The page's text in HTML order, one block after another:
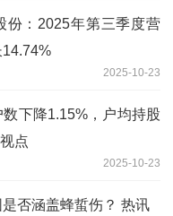
份：2025年第三季度营
2025-10-23
下降1.15%，户均持股
点
2025-10-23
否涵盖蜂蜇伤？ 热讯